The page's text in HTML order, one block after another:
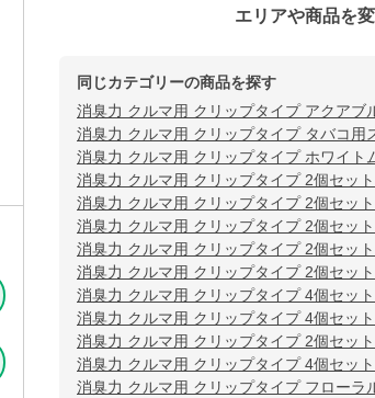
エリアや商品を
同じカテゴリーの商品を探す
消臭力 クルマ用 クリップタイプ アクアブ
消臭力 クルマ用 クリップタイプ タバコ用
消臭力 クルマ用 クリップタイプ ホワイト
消臭力 クルマ用 クリップタイプ 2個セッ
消臭力 クルマ用 クリップタイプ 2個セッ
消臭力 クルマ用 クリップタイプ 2個セッ
消臭力 クルマ用 クリップタイプ 2個セッ
消臭力 クルマ用 クリップタイプ 2個セッ
消臭力 クルマ用 クリップタイプ 4個セッ
消臭力 クルマ用 クリップタイプ 4個セッ
消臭力 クルマ用 クリップタイプ 2個セッ
消臭力 クルマ用 クリップタイプ 4個セッ
消臭力 クルマ用 クリップタイプ フローラ